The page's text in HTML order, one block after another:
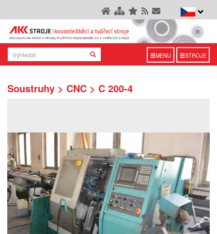
MENU STROJE
Soustruhy > CNC > C 200-4